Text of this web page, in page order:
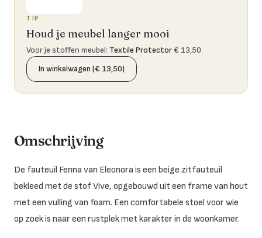
TIP
Houd je meubel langer mooi
Voor je stoffen meubel: Textile Protector€ 13,50
In winkelwagen (€ 13,50)
Omschrijving
De fauteuil Fenna van Eleonora is een beige zitfauteuil
bekleed met de stof Vive, opgebouwd uit een frame van hout
met een vulling van foam. Een comfortabele stoel voor wie
op zoek is naar een rustplek met karakter in de woonkamer.